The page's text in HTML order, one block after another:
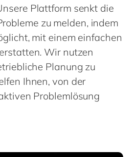
en
nl
Plattform senkt die
zu melden, indem
mit einem einfachen
Wir nutzen
Planung zu
Ihnen, von der
Problemlösung